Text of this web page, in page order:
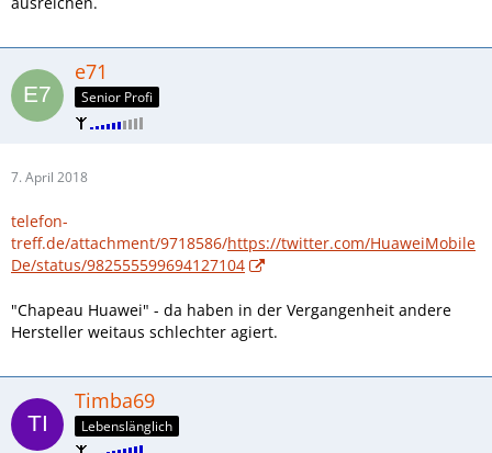
e71
Senior Profi
7. April 2018
telefon-
treff.de/attachment/9718586/https://twitter.com/HuaweiMobile
De/status/982555599694127104
"Chapeau Huawei" - da haben in der Vergangenheit andere
Hersteller weitaus schlechter agiert.
Timba69
Lebenslänglich